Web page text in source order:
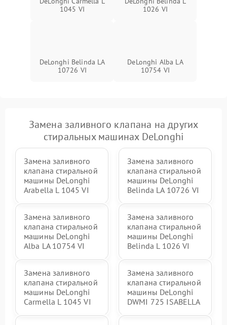
1045 VI
1026 VI
DeLonghi Belinda LA
10726 VI
DeLonghi Alba LA
10754 VI
Замена заливного клапана на других
стиральных машинах DeLonghi
Замена заливного
клапана стиральной
машины DeLonghi
Arabella L 1045 VI
Замена заливного
клапана стиральной
машины DeLonghi
Belinda LA 10726 VI
Замена заливного
клапана стиральной
машины DeLonghi
Alba LA 10754 VI
Замена заливного
клапана стиральной
машины DeLonghi
Belinda L 1026 VI
Замена заливного
клапана стиральной
машины DeLonghi
Carmella L 1045 VI
Замена заливного
клапана стиральной
машины DeLonghi
DWMI 725 ISABELLA